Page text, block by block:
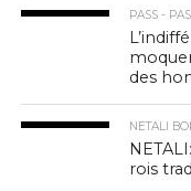
PASS -
des
NETALI
rois